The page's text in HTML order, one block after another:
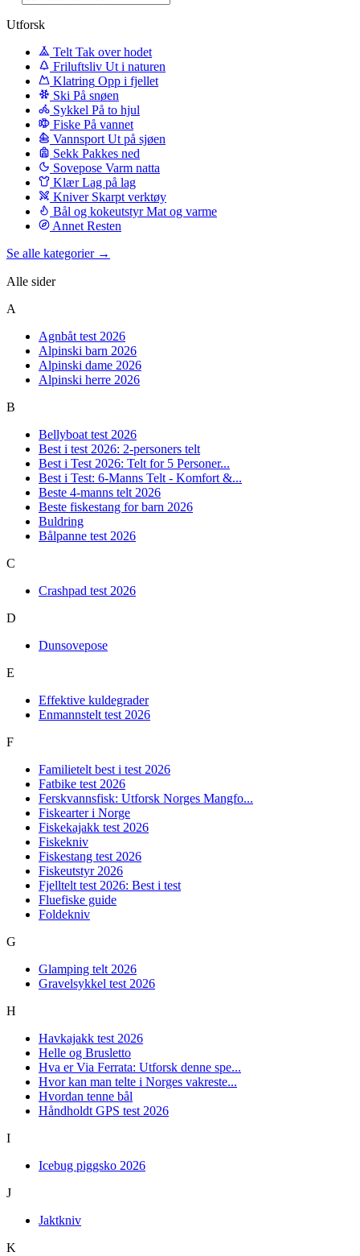
Utforsk
Telt Tak over hodet
Friluftsliv Ut i naturen
Klatring Opp i fjellet
Ski På snøen
Sykkel På to hjul
Fiske På vannet
Vannsport Ut på sjøen
Sekk Pakkes ned
Sovepose Varm natta
Klær Lag på lag
Kniver Skarpt verktøy
Bål og kokeutstyr Mat og varme
Annet Resten
Se alle kategorier →
Alle sider
A
Agnbåt test 2026
Alpinski barn 2026
Alpinski dame 2026
Alpinski herre 2026
B
Bellyboat test 2026
Best i test 2026: 2-personers telt
Best i Test 2026: Telt for 5 Personer...
Best i Test: 6-Manns Telt - Komfort &...
Beste 4-manns telt 2026
Beste fiskestang for barn 2026
Buldring
Bålpanne test 2026
C
Crashpad test 2026
D
Dunsovepose
E
Effektive kuldegrader
Enmannstelt test 2026
F
Familietelt best i test 2026
Fatbike test 2026
Ferskvannsfisk: Utforsk Norges Mangfo...
Fiskearter i Norge
Fiskekajakk test 2026
Fiskekniv
Fiskestang test 2026
Fiskeutstyr 2026
Fjelltelt test 2026: Best i test
Fluefiske guide
Foldekniv
G
Glamping telt 2026
Gravelsykkel test 2026
H
Havkajakk test 2026
Helle og Brusletto
Hva er Via Ferrata: Utforsk denne spe...
Hvor kan man telte i Norges vakreste...
Hvordan tenne bål
Håndholdt GPS test 2026
I
Icebug piggsko 2026
J
Jaktkniv
K